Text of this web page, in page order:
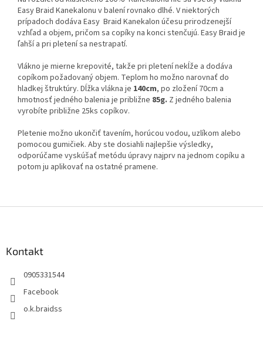
Easy Braid Kanekalonu v balení rovnako dlhé. V niektorých
prípadoch dodáva Easy Braid Kanekalon účesu prirodzenejší
vzhľad a objem, pričom sa copíky na konci stenčujú. Easy Braid je
ľahší a pri pletení sa nestrapatí.
Vlákno je mierne krepovité, takže pri pletení nekĺže a dodáva
copíkom požadovaný objem. Teplom ho možno narovnať do
hladkej štruktúry. Dĺžka vlákna je 140cm, po zložení 70cm a
hmotnosť jedného balenia je približne 85g. Z jedného balenia
vyrobíte približne 25ks copíkov.
Pletenie možno ukončiť tavením, horúcou vodou, uzlíkom alebo
pomocou gumičiek. Aby ste dosiahli najlepšie výsledky,
odporúčame vyskúšať metódu úpravy najprv na jednom copíku a
potom ju aplikovať na ostatné pramene.
Kontakt
0905331544
Facebook
o.k.braidss